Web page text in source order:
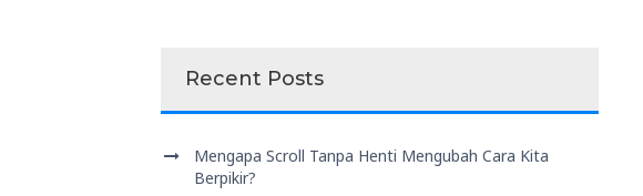
Recent Posts
Mengapa Scroll Tanpa Henti Mengubah Cara Kita
Berpikir?